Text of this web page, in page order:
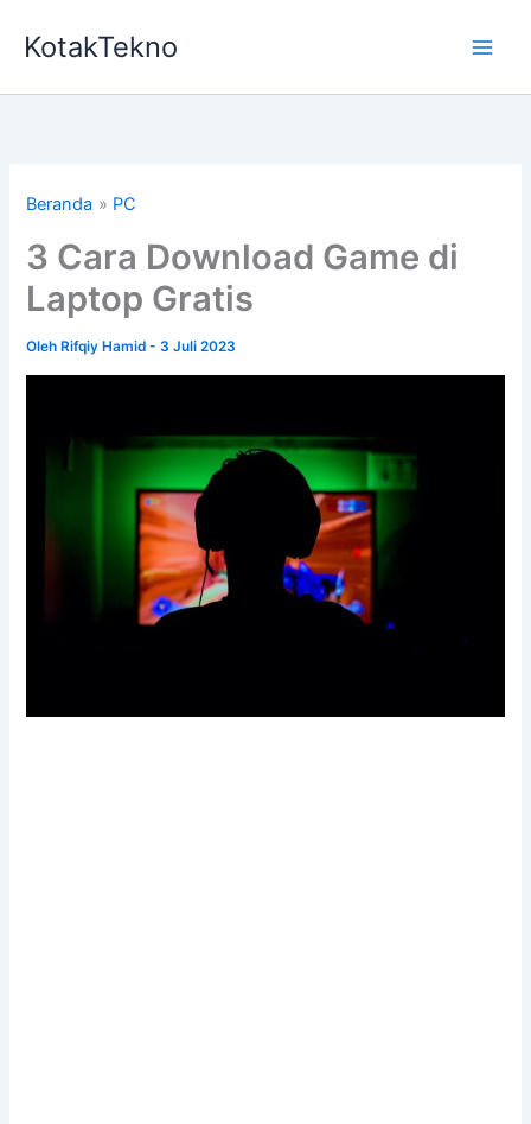
KotakTekno
Beranda PC
3 Cara Download Game di
Laptop Gratis
Oleh Rifqiy Hamid-3 Juli 2023